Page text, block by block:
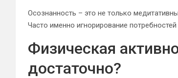
Осознанность – это не только
Часто именно игнорирование
Физическая
достаточно?